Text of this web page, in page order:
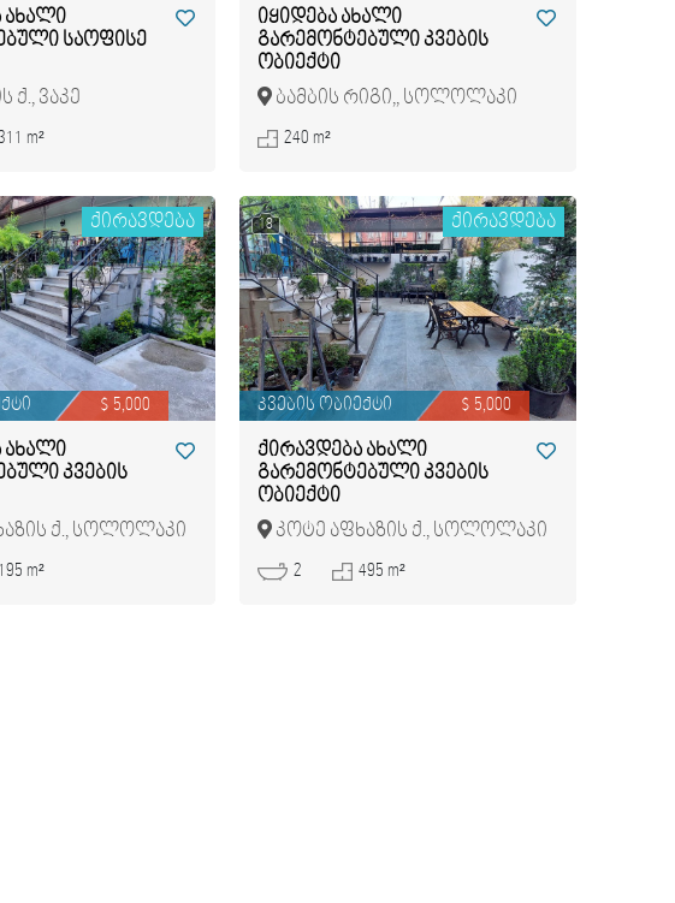
ახალი
საოფისე
ქ., ვაკე
m²
იყიდება ახალი
გარემონტებული კვების
ობიექტი
ბამბის რიგი,, სოლოლაკი
240 m²
ქირავდება
$ 5,000
ახალი
კვების
ქ., სოლოლაკი
195 m²
18 ქირავდება
კვების ობიექტი $ 5,000
ქირავდება ახალი
გარემონტებული კვების
ობიექტი
კოტე აფხაზის ქ., სოლოლაკი
2 495 m²